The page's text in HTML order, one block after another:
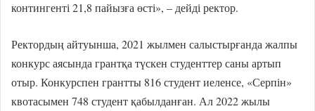
контингенті 21,8 пайызға өсті», – дейді ректор.
Ректордың айтуынша, 2021 жылмен салыстырғанда жалпы
конкурс аясында грантқа түскен студенттер саны артып
отыр. Конкурспен грантты 816 студент иеленсе, «Серпін»
квотасымен 748 студент қабылданған. Ал 2022 жылы